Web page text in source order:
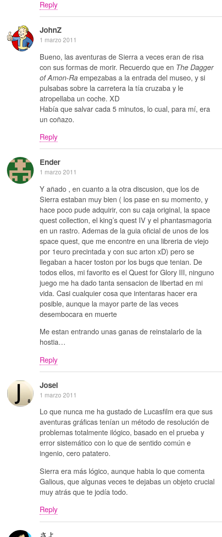
Reply
JohnZ
1 marzo 2011
Bueno, las aventuras de Sierra a veces eran de risa
con sus formas de morir. Recuerdo que en The Dagger
of Amon-Ra empezabas a la entrada del museo, y si
pulsabas sobre la carretera la tía cruzaba y le
atropellaba un coche. XD
Había que salvar cada 5 minutos, lo cual, para mí, era
un coñazo.
Reply
Ender
1 marzo 2011
Y añado , en cuanto a la otra discusion, que los de
Sierra estaban muy bien ( los pase en su momento, y
hace poco pude adquirir, con su caja original, la space
quest collection, el king’s quest IV y el phantasmagoria
en un rastro. Ademas de la guia oficial de unos de los
space quest, que me encontre en una libreria de viejo
por 1euro precintada y con suc arton xD) pero se
llegaban a hacer toston por los bugs que tenian. De
todos ellos, mi favorito es el Quest for Glory III, ninguno
juego me ha dado tanta sensacion de libertad en mi
vida. Casi cualquier cosa que intentaras hacer era
posible, aunque la mayor parte de las veces
desembocara en muerte
Me estan entrando unas ganas de reinstalarlo de la
hostia…
Reply
Josei
1 marzo 2011
Lo que nunca me ha gustado de Lucasfilm era que sus
aventuras gráficas tenían un método de resolución de
problemas totalmente ilógico, basado en el prueba y
error sistemático con lo que de sentido común e
ingenio, cero patatero.
Sierra era más lógico, aunque habia lo que comenta
Galious, que algunas veces te dejabas un objeto crucial
muy atrás que te jodía todo.
Reply
さよ